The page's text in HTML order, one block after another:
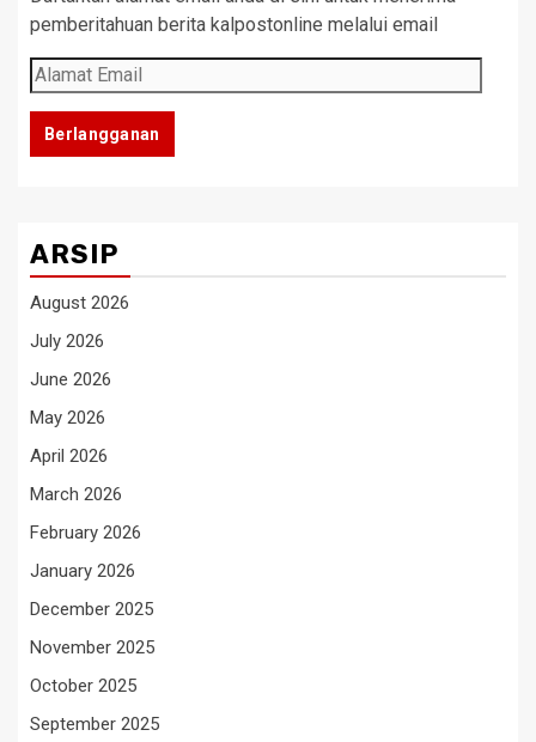
pemberitahuan berita kalpostonline melalui email
Alamat
Email
Berlangganan
ARSIP
August 2026
July 2026
June 2026
May 2026
April 2026
March 2026
February 2026
January 2026
December 2025
November 2025
October 2025
September 2025